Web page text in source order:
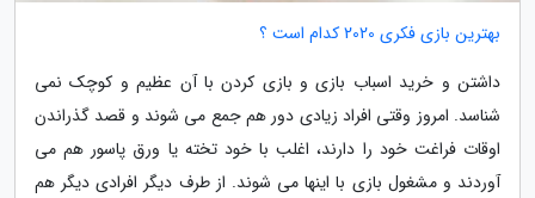
بهترین بازی فکری 2020 کدام است ؟
داشتن و خرید اسباب بازی و بازی کردن با آن عظیم و کوچک نمی
شناسد. امروز وقتی افراد زیادی دور هم جمع می شوند و قصد گذراندن
اوقات فراغت خود را دارند، اغلب با خود تخته یا ورق پاسور هم می
آوردند و مشغول بازی با اینها می شوند. از طرف دیگر افرادی دیگر هم